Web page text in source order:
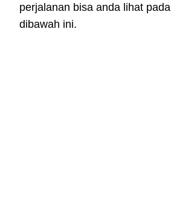
perjalanan bisa anda lihat pada
dibawah ini.